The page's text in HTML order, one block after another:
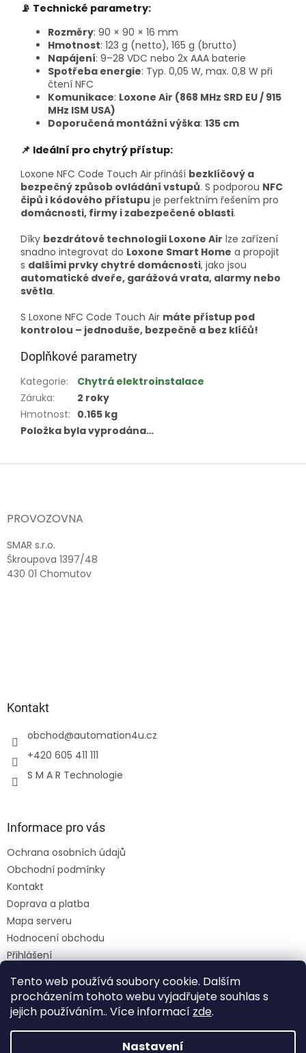
Tento web používá soubory cookie. Dalším
procházením tohoto webu vyjadřujete souhlas s
jejich používáním.. Více informací zde.
Nastavení
📡 Technické parametry:
Rozměry: 90 × 90 × 16 mm
Hmotnost: 123 g (netto), 165 g (brutto)
Napájení: 9–28 VDC nebo 2x AAA baterie
Spotřeba energie: Typ. 0,05 W, max. 0,8 W při
čtení NFC
Komunikace: Loxone Air (868 MHz SRD EU / 915
MHz ISM USA)
Doporučená montážní výška: 135 cm
📌 Ideální pro chytrý přístup:
Loxone NFC Code Touch Air přináší bezklíčový a
bezpečný způsob ovládání vstupů. S podporou NFC
čipů i kódového přístupu je perfektním řešením pro
domácnosti, firmy i zabezpečené oblasti.
Díky bezdrátové technologii Loxone Air lze zařízení
snadno integrovat do Loxone Smart Home a propojit
s dalšími prvky chytré domácnosti, jako jsou
automatické dveře, garážová vrata, alarmy nebo
světla.
S Loxone NFC Code Touch Air máte přístup pod
kontrolou – jednoduše, bezpečně a bez klíčů!
Doplňkové parametry
Kategorie:
Chytrá elektroinstalace
Záruka:
2 roky
Hmotnost: 0.165 kg
Položka byla vyprodána…
PROVOZOVNA
SMAR s.r.o.
Škroupova 1397/48
430 01 Chomutov
Kontakt
obchod@automation4u.cz
+420 605 411 111
S M A R Technologie
Informace pro vás
Ochrana osobních údajů
Obchodní podmínky
Kontakt
Doprava a platba
Mapa serveru
Hodnocení obchodu
Přihlášení
Moje objednávka
Vytvořil Shoptet